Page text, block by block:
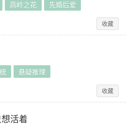
高岭之花 先婚后爱
收藏
悬疑推理
收藏
活着